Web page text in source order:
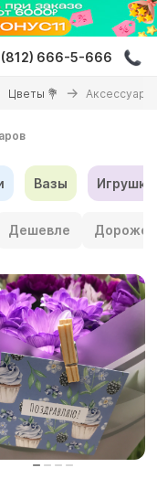
(812) 666-5-666
Цветы 💐 Аксессуары
Вазы Игрушки
Дешевле Дороже